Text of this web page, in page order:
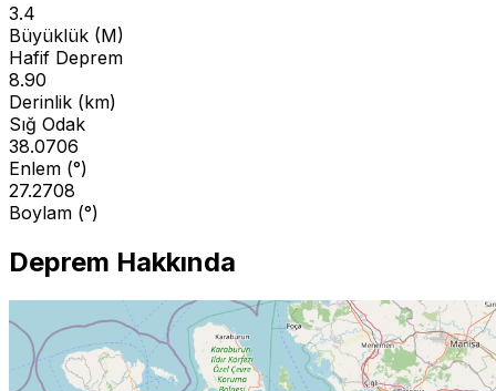
3.4
Büyüklük (M)
Hafif Deprem
8.90
Derinlik (km)
Sığ Odak
38.0706
Enlem (°)
27.2708
Boylam (°)
Deprem Hakkında